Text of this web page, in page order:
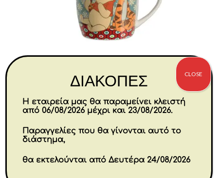
Mug Winnie the Pooh 360 ml
€15.20
Original
price
€15.20.
€10.64Η
είναι:
Αγορά
ΔΙΑΚΟΠΕΣ
Η εταιρεία μας θα παραμείνει κλειστή
από 06/08/2026 μέχρι και 23/08/2026.
Παραγγελίες που θα γίνονται αυτό το
διάστημα,
θα εκτελούνται από Δευτέρα 24/08/2026
CLOSE